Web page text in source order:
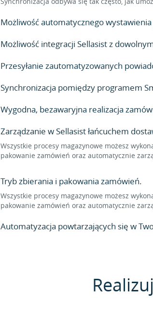
Możliwość automatycznego
Możliwość integracji Sellasist z
Przesyłanie zautomatyzowanych
Synchronizacja pomiędzy programem
Wygodna, bezawaryjna realizacja
Zarządzanie w Sellasist łańcuchem
Wszystkie procesy magazynowe możesz
pakowanie zamówień oraz automatycznie
Tryb zbierania i pakowania zamówień.
Wszystkie procesy magazynowe możesz
pakowanie zamówień oraz automatycznie
Automatyzacja powtarzających się w